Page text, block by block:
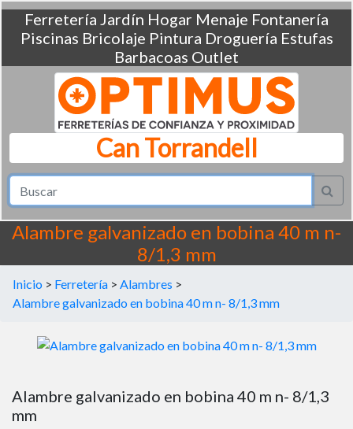
Ferretería Jardín Hogar Menaje Fontanería
Piscinas Bricolaje Pintura Droguería Estufas
Barbacoas Outlet
Can Torrandell
Alambre galvanizado en bobina 40 m n-
8/1,3 mm
Inicio > Ferretería > Alambres >
Alambre galvanizado en bobina 40 m n- 8/1,3 mm
Alambre galvanizado en bobina 40 m n- 8/1,3
mm